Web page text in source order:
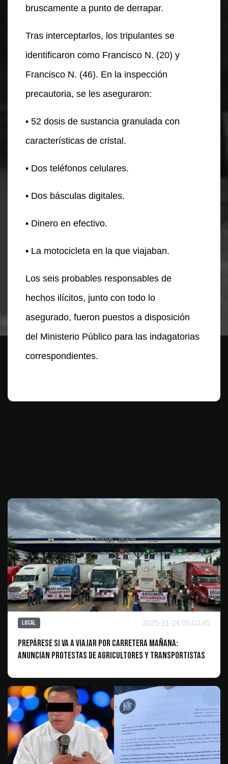
bruscamente a punto de derrapar.
Tras interceptarlos, los tripulantes se
identificaron como Francisco N. (20) y
Francisco N. (46). En la inspección
precautoria, se les aseguraron:
• 52 dosis de sustancia granulada con
características de cristal.
• Dos teléfonos celulares.
• Dos básculas digitales.
• Dinero en efectivo.
• La motocicleta en la que viajaban.
Los seis probables responsables de
hechos ilícitos, junto con todo lo
asegurado, fueron puestos a disposición
del Ministerio Público para las indagatorias
correspondientes.
Local 2025-11-24 05:03:45
Prepárese si va a viajar por carretera mañana:
anuncian protestas de agricultores y transportistas